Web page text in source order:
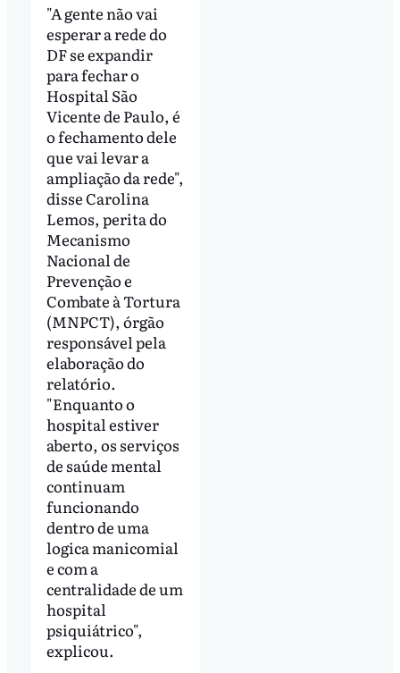
"A gente não vai
esperar a rede do
DF se expandir
para fechar o
Hospital São
Vicente de Paulo, é
o fechamento dele
que vai levar a
ampliação da rede",
disse Carolina
Lemos, perita do
Mecanismo
Nacional de
Prevenção e
Combate à Tortura
(MNPCT), órgão
responsável pela
elaboração do
relatório.
"Enquanto o
hospital estiver
aberto, os serviços
de saúde mental
continuam
funcionando
dentro de uma
logica manicomial
e com a
centralidade de um
hospital
psiquiátrico",
explicou.